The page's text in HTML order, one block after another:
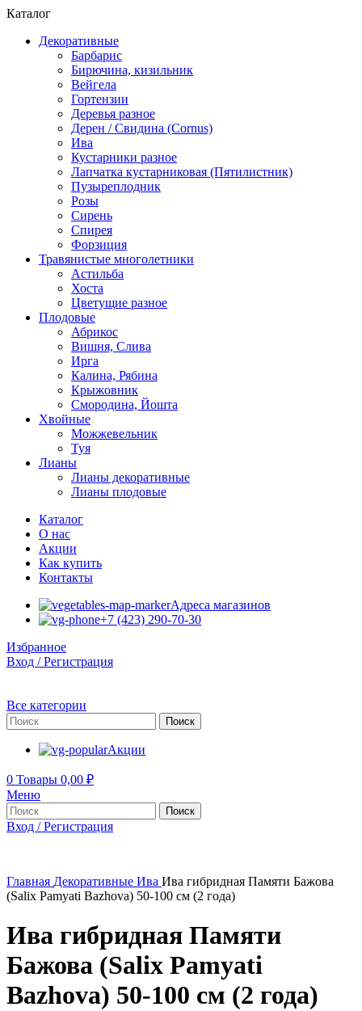
Каталог
Декоративные
Барбарис
Бирючина, кизильник
Вейгела
Гортензии
Деревья разное
Дерен / Свидина (Cornus)
Ива
Кустарники разное
Лапчатка кустарниковая (Пятилистник)
Пузыреплодник
Розы
Сирень
Спирея
Форзиция
Травянистые многолетники
Астильба
Хоста
Цветущие разное
Плодовые
Абрикос
Вишня, Слива
Ирга
Калина, Рябина
Крыжовник
Смородина, Йошта
Хвойные
Можжевельник
Туя
Лианы
Лианы декоративные
Лианы плодовые
Каталог
О нас
Акции
Как купить
Контакты
Адреса магазинов
+7 (423) 290-70-30
Избранное
Вход / Регистрация
Все категории
Поиск
Акции
0 Товары 0,00 ₽
Меню
Поиск
Вход / Регистрация
Главная Декоративные Ива Ива гибридная Памяти Бажова
(Salix Pamyati Bazhova) 50-100 см (2 года)
Ива гибридная Памяти
Бажова (Salix Pamyati
Bazhova) 50-100 см (2 года)